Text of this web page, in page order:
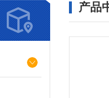
产品